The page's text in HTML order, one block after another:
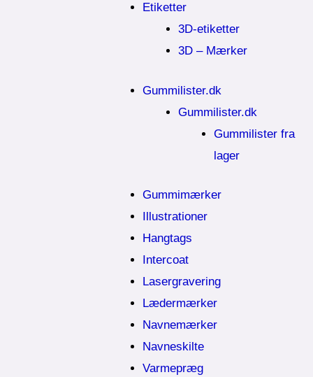
Etiketter
3D-etiketter
3D – Mærker
Gummilister.dk
Gummilister.dk
Gummilister fra
lager
Gummimærker
Illustrationer
Hangtags
Intercoat
Lasergravering
Lædermærker
Navnemærker
Navneskilte
Varmepræg